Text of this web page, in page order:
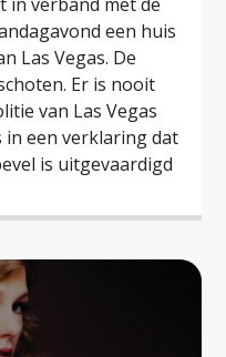
een huis
Las Vegas. De
Er is nooit
van Las Vegas
in een verklaring dat
is uitgevaardigd